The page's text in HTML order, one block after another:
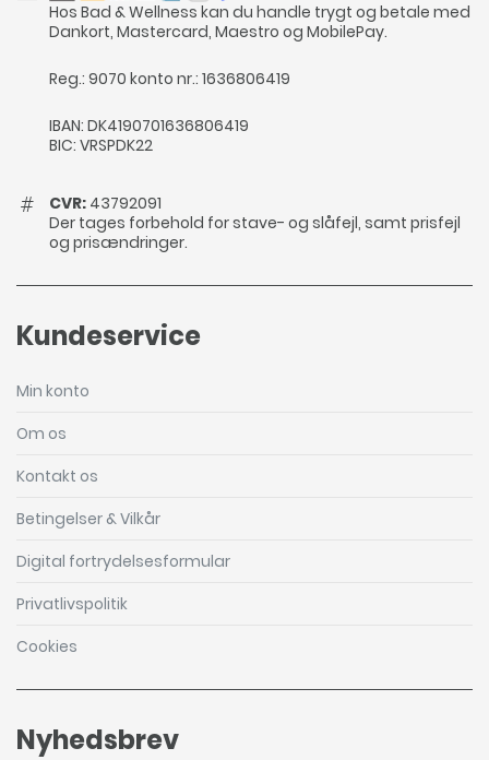
Hos Bad & Wellness kan du handle trygt og betale med
Dankort, Mastercard, Maestro og MobilePay.
Reg.: 9070 konto nr.: 1636806419
IBAN: DK4190701636806419
BIC: VRSPDK22
CVR: 43792091
Der tages forbehold for stave- og slåfejl, samt prisfejl
og prisændringer.
Kundeservice
Min konto
Om os
Kontakt os
Betingelser & Vilkår
Digital fortrydelsesformular
Privatlivspolitik
Cookies
Nyhedsbrev